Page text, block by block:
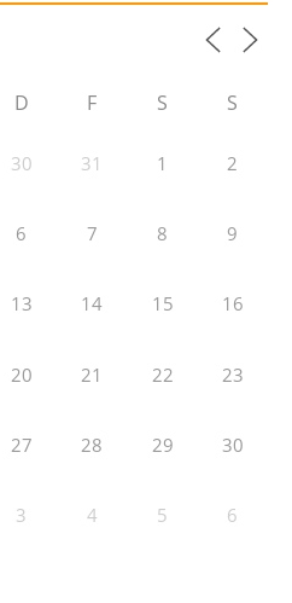
D F S S
30 31 1 2
6 7 8 9
13 14 15 16
20 21 22 23
27 28 29 30
3 4 5 6